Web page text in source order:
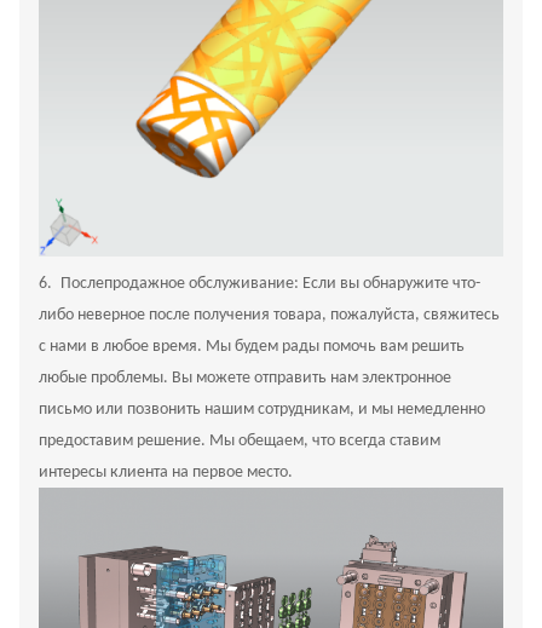
6. Послепродажное обслуживание: Если вы обнаружите что-
либо неверное после получения товара, пожалуйста, свяжитесь
с нами в любое время. Мы будем рады помочь вам решить
любые проблемы. Вы можете отправить нам электронное
письмо или позвонить нашим сотрудникам, и мы немедленно
предоставим решение. Мы обещаем, что всегда ставим
интересы клиента на первое место.